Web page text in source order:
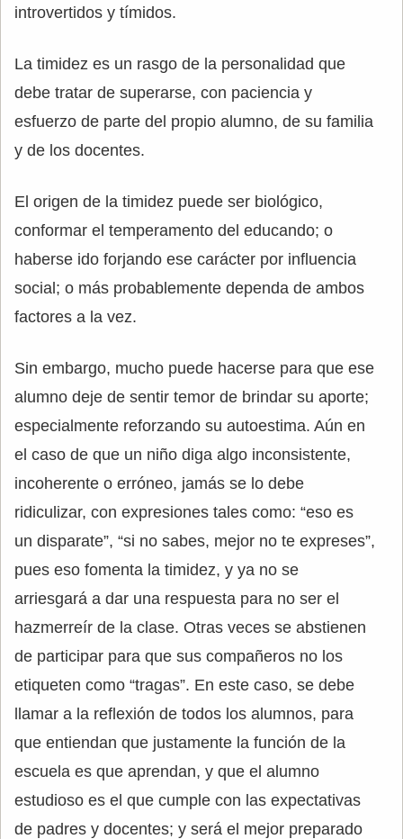
introvertidos y tímidos.
La timidez es un rasgo de la personalidad que
debe tratar de superarse, con paciencia y
esfuerzo de parte del propio alumno, de su familia
y de los docentes.
El origen de la timidez puede ser biológico,
conformar el temperamento del educando; o
haberse ido forjando ese carácter por influencia
social; o más probablemente dependa de ambos
factores a la vez.
Sin embargo, mucho puede hacerse para que ese
alumno deje de sentir temor de brindar su aporte;
especialmente reforzando su autoestima. Aún en
el caso de que un niño diga algo inconsistente,
incoherente o erróneo, jamás se lo debe
ridiculizar, con expresiones tales como: “eso es
un disparate”, “si no sabes, mejor no te expreses”,
pues eso fomenta la timidez, y ya no se
arriesgará a dar una respuesta para no ser el
hazmerreír de la clase. Otras veces se abstienen
de participar para que sus compañeros no los
etiqueten como “tragas”. En este caso, se debe
llamar a la reflexión de todos los alumnos, para
que entiendan que justamente la función de la
escuela es que aprendan, y que el alumno
estudioso es el que cumple con las expectativas
de padres y docentes; y será el mejor preparado